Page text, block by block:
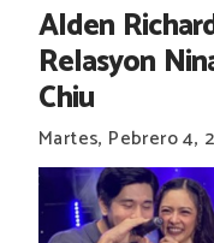
Alden
Relasyon
Chiu
Martes, Pebrero 4,